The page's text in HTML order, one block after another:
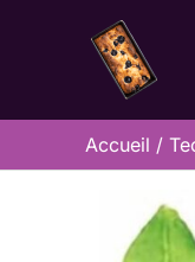
Accueil